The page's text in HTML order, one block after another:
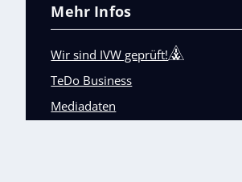
Mehr Infos
Wir sind IVW geprüft!
TeDo Business
Mediadaten